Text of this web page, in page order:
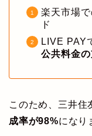
楽天市場
ド
LIVE PAY
公共料金
このため、三井住
成率が98%になり